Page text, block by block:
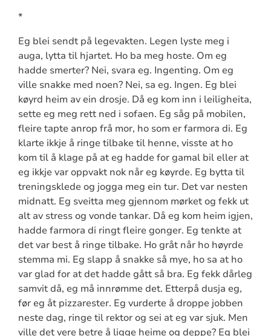
*
Eg blei sendt på legevakten. Legen lyste meg i
auga, lytta til hjartet. Ho ba meg hoste. Om eg
hadde smerter? Nei, svara eg. Ingenting. Om eg
ville snakke med noen? Nei, sa eg. Ingen. Eg blei
køyrd heim av ein drosje. Då eg kom inn i leiligheita,
sette eg meg rett ned i sofaen. Eg såg på mobilen,
fleire tapte anrop frå mor, ho som er farmora di. Eg
klarte ikkje å ringe tilbake til henne, visste at ho
kom til å klage på at eg hadde for gamal bil eller at
eg ikkje var oppvakt nok når eg køyrde. Eg bytta til
treningsklede og jogga meg ein tur. Det var nesten
midnatt. Eg sveitta meg gjennom mørket og fekk ut
alt av stress og vonde tankar. Då eg kom heim igjen,
hadde farmora di ringt fleire gonger. Eg tenkte at
det var best å ringe tilbake. Ho gråt når ho høyrde
stemma mi. Eg slapp å snakke så mye, ho sa at ho
var glad for at det hadde gått så bra. Eg fekk dårleg
samvit då, eg må innrømme det. Etterpå dusja eg,
før eg åt pizzarester. Eg vurderte å droppe jobben
neste dag, ringe til rektor og sei at eg var sjuk. Men
ville det vere betre å ligge heime og deppe? Eg blei